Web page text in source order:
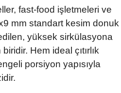
fast-food işletmeleri ve
mm standart kesim donuk
yüksek sirkülasyona
Hem ideal çıtırlık
porsiyon yapısıyla